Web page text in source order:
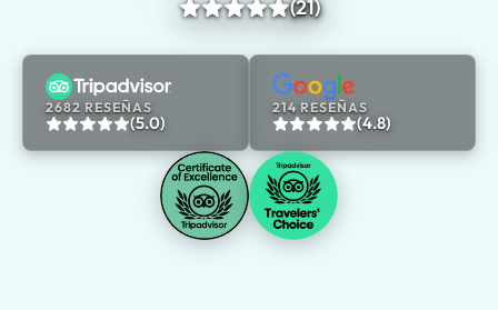
(21)
2682 RESEÑAS
(5.0)
214 RESEÑAS
(4.8)